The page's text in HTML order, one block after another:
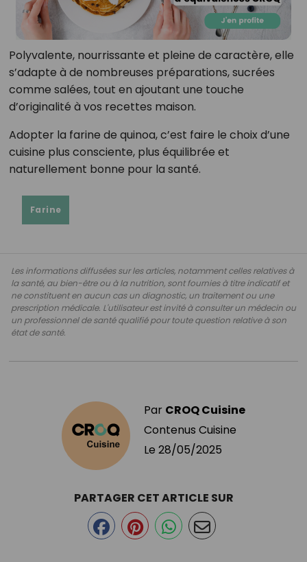
Polyvalente, nourrissante et pleine de caractère, elle
s’adapte à de nombreuses préparations, sucrées
comme salées, tout en ajoutant une touche
d’originalité à vos recettes maison.
Adopter la farine de quinoa, c’est faire le choix d’une
cuisine plus consciente, plus équilibrée et
naturellement bonne pour la santé.
Farine
Les informations diffusées sur les articles, notamment celles relatives à
la santé, au bien-être ou à la nutrition, sont fournies à titre indicatif et
ne constituent en aucun cas un diagnostic, un traitement ou une
prescription médicale. L'utilisateur est invité à consulter un médecin ou
un professionnel de santé qualifié pour toute question relative à son
état de santé.
Par CROQ Cuisine
Contenus Cuisine
Le 28/05/2025
PARTAGER CET ARTICLE SUR